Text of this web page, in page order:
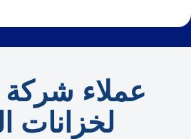
عملاء شركة
لخزانات